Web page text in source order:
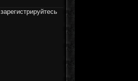
зарегистрируйтесь